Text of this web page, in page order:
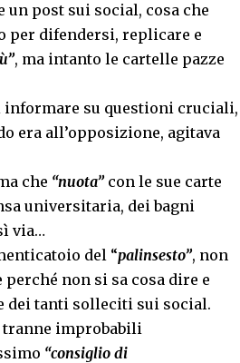
un post sui social, cosa che
per difendersi, replicare e
, ma intanto le cartelle pazze
informare su questioni cruciali,
era all’opposizione, agitava
che “nuota” con le sue carte
universitaria, dei bagni
via…
del “palinsesto”, non
non si sa cosa dire e
dei tanti solleciti sui social.
tranne improbabili
“consiglio di